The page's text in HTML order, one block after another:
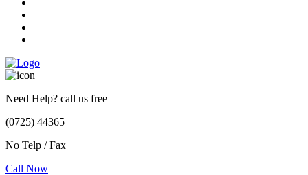
Need Help? call us free
(0725) 44365
No Telp / Fax
Call Now